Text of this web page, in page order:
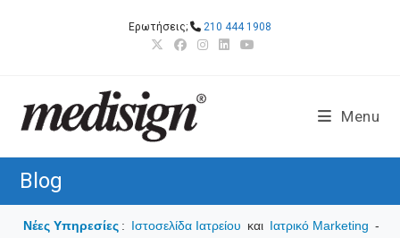
Ερωτήσεις; 210 444 1908
Menu
Blog
Νέες Υπηρεσίες : Ιστοσελίδα Ιατρείου και Ιατρικό Marketing -